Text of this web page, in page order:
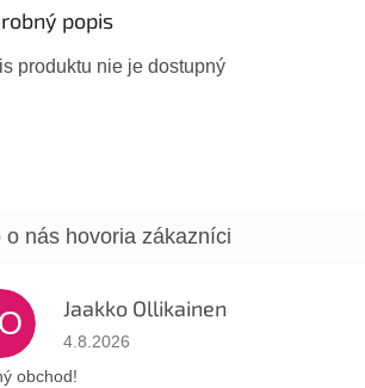
popis
produktu nie je dostupný
Jaakko Ollikainen
Hodnotenie obchodu je 5 z 5 hviezdičiek.
4.8.2026
obchod!